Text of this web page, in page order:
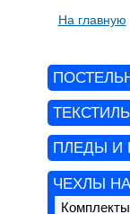
На главную
ПЛЕДЫ И
ЧЕХЛЫ